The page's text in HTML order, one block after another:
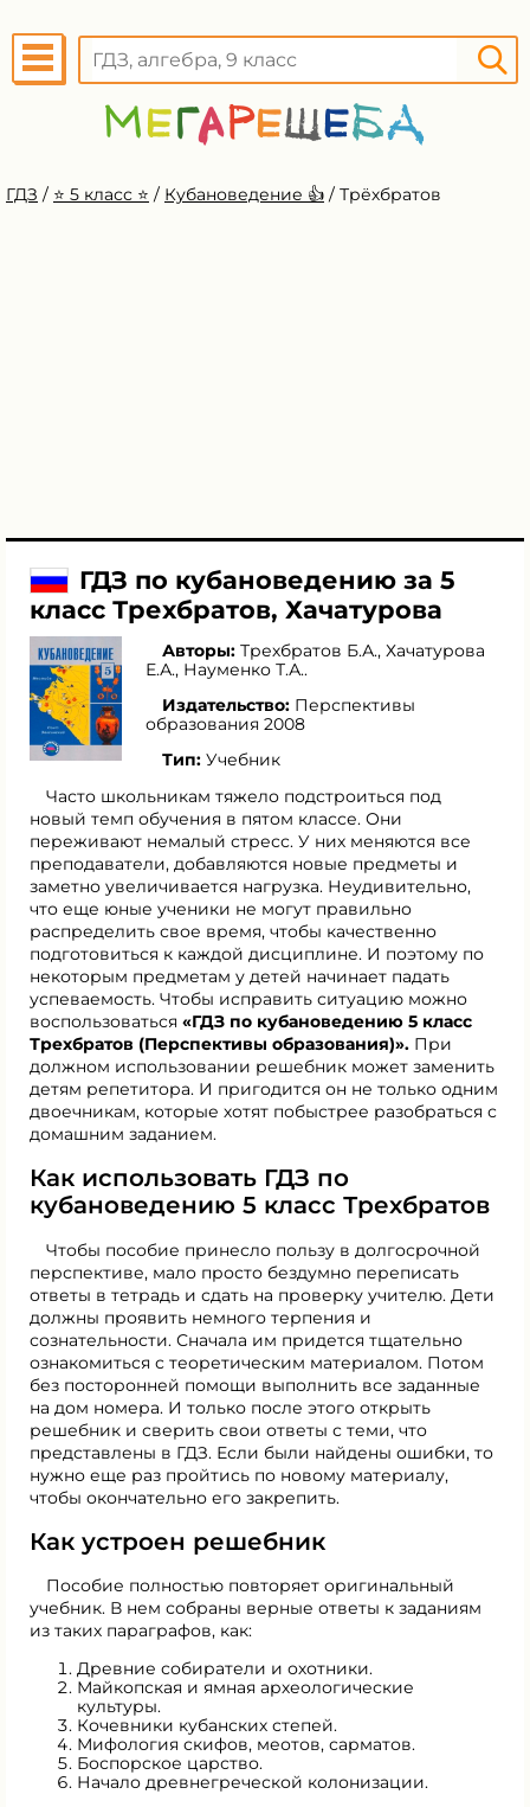
ГДЗ / ⭐️ 5 класс ⭐️ / Кубановедение 👍 / Трёхбратов
ГДЗ по кубановедению за 5
класс Трехбратов, Хачатурова
Авторы: Трехбратов Б.А., Хачатурова
Е.А., Науменко Т.А..
Издательство: Перспективы
образования 2008
Тип: Учебник
Часто школьникам тяжело подстроиться под
новый темп обучения в пятом классе. Они
переживают немалый стресс. У них меняются все
преподаватели, добавляются новые предметы и
заметно увеличивается нагрузка. Неудивительно,
что еще юные ученики не могут правильно
распределить свое время, чтобы качественно
подготовиться к каждой дисциплине. И поэтому по
некоторым предметам у детей начинает падать
успеваемость. Чтобы исправить ситуацию можно
воспользоваться «ГДЗ по кубановедению 5 класс
Трехбратов (Перспективы образования)». При
должном использовании решебник может заменить
детям репетитора. И пригодится он не только одним
двоечникам, которые хотят побыстрее разобраться с
домашним заданием.
Как использовать ГДЗ по
кубановедению 5 класс Трехбратов
Чтобы пособие принесло пользу в долгосрочной
перспективе, мало просто бездумно переписать
ответы в тетрадь и сдать на проверку учителю. Дети
должны проявить немного терпения и
сознательности. Сначала им придется тщательно
ознакомиться с теоретическим материалом. Потом
без посторонней помощи выполнить все заданные
на дом номера. И только после этого открыть
решебник и сверить свои ответы с теми, что
представлены в ГДЗ. Если были найдены ошибки, то
нужно еще раз пройтись по новому материалу,
чтобы окончательно его закрепить.
Как устроен решебник
Пособие полностью повторяет оригинальный
учебник. В нем собраны верные ответы к заданиям
из таких параграфов, как:
Древние собиратели и охотники.
Майкопская и ямная археологические
культуры.
Кочевники кубанских степей.
Мифология скифов, меотов, сарматов.
Боспорское царство.
Начало древнегреческой колонизации.